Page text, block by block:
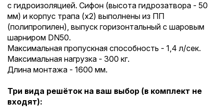
с гидроизоляцией. Сифон (высота гидрозатвора - 50
мм) и корпус трапа (x2) выполнены из ПП
(полипропилен), выпуск горизонтальный с шаровым
шарниром DN50.
Максимальная пропускная способность - 1,4 л/сек.
Максимальная нагрузка - 300 кг.
Длина монтажа - 1600 мм.
Три вида решёток на ваш выбор (в комплект не
входят):